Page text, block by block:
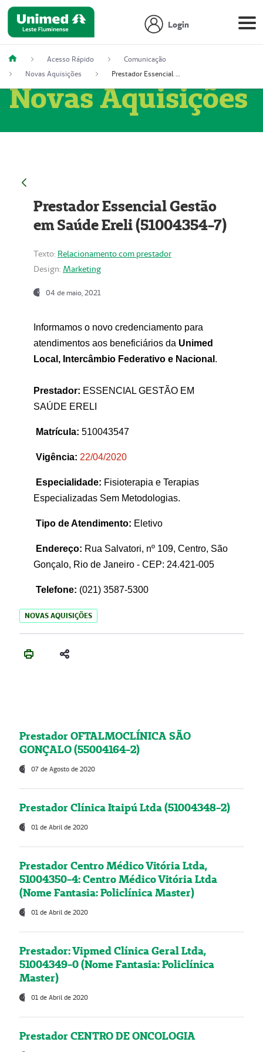
Login
Acesso Rápido
Comunicação
Novas Aquisições
Prestador Essencial Gestão em Saúde Ereli (51004354-7)
Novas Aquisições
Prestador Essencial Gestão
em Saúde Ereli (51004354-7)
Texto: Relacionamento com prestador
Design: Marketing
04 de maio, 2021
Informamos o novo credenciamento para
atendimentos aos beneficiários da Unimed
Local, Intercâmbio Federativo e Nacional .
Prestador: ESSENCIAL GESTÃO EM
SAÚDE ERELI
Matrícula: 510043547
Vigência: 22/04/2020
Especialidade: Fisioterapia e Terapias
Especializadas Sem Metodologias.
Tipo de Atendimento: Eletivo
Endereço: Rua Salvatori, nº 109, Centro, São
Gonçalo, Rio de Janeiro - CEP: 24.421-005
Telefone: (021) 3587-5300
NOVAS AQUISIÇÕES
Prestador OFTALMOCLÍNICA SÃO
GONÇALO (55004164-2)
07 de Agosto de 2020
Prestador Clínica Itaipú Ltda (51004348-2)
01 de Abril de 2020
Prestador Centro Médico Vitória Ltda,
51004350-4: Centro Médico Vitória Ltda
(Nome Fantasia: Policlínica Master)
01 de Abril de 2020
Prestador: Vipmed Clínica Geral Ltda,
51004349-0 (Nome Fantasia: Policlínica
Master)
01 de Abril de 2020
Prestador CENTRO DE ONCOLOGIA